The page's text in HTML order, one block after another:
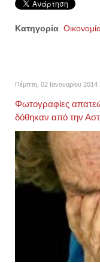
Κατηγορία
Πέμπτη, 02 Ιανουαρίου 2014
Φωτογραφίες
δόθηκαν από την